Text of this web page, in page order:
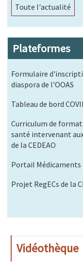
Toute l'actualité
Plateformes
Formulaire
diaspora de l'OOAS
Tableau de bord
Curriculum de
santé intervenant
de la CEDEAO
Portail Médicaments
Projet RegECs de la
Vidéothèque